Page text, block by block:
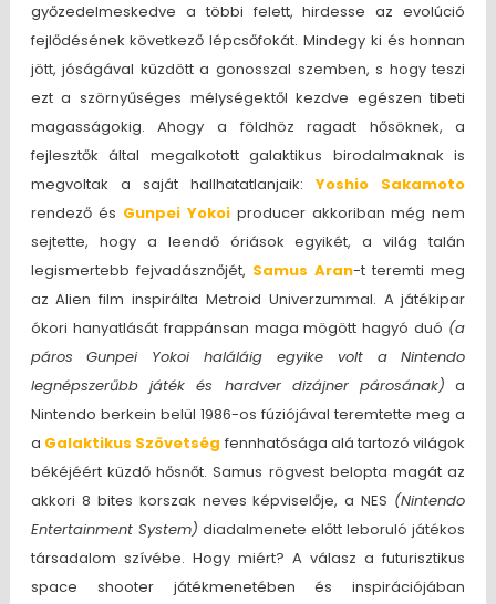
győzedelmeskedve a többi felett, hirdesse az evolúció
fejlődésének következő lépcsőfokát. Mindegy ki és honnan
jött, jóságával küzdött a gonosszal szemben, s hogy teszi
ezt a szörnyűséges mélységektől kezdve egészen tibeti
magasságokig. Ahogy a földhöz ragadt hősöknek, a
fejlesztők által megalkotott galaktikus birodalmaknak is
megvoltak a saját hallhatatlanjaik:Yoshio Sakamoto
rendező és Gunpei Yokoiproducer akkoriban még nem
sejtette, hogy a leendő óriások egyikét, a világ talán
legismertebb fejvadásznőjét, Samus Aran-t teremti meg
az Alien film inspirálta Metroid Univerzummal. A játékipar
ókori hanyatlását frappánsan maga mögött hagyó duó (a
páros Gunpei Yokoi haláláig egyike volt a Nintendo
legnépszerűbb játék és hardver dizájner párosának) a
Nintendo berkein belül 1986-os fúziójával teremtette meg a
a Galaktikus Szövetség fennhatósága alá tartozó világok
békéjéért küzdő hősnőt. Samus rögvest belopta magát az
akkori 8 bites korszak neves képviselője, a NES (Nintendo
Entertainment System) diadalmenete előtt leboruló játékos
társadalom szívébe. Hogy miért? A válasz a futurisztikus
space shooter játékmenetében és inspirációjában